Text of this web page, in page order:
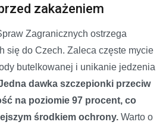
zakażeniem
Zagranicznych ostrzega
się do Czech. Zaleca częste mycie
butelkowanej i unikanie jedzenia
dawka szczepionki przeciw
na poziomie 97 procent, co
środkiem ochrony. Warto o